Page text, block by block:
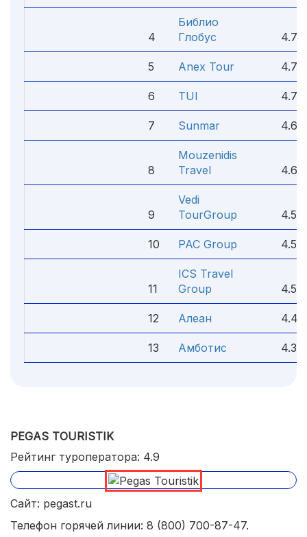
4
Библио
Глобус
4.7
5 Anex Tour 4.7
6 TUI 4.7
7 Sunmar 4.6
8
Mouzenidis
Travel
4.6
9
Vedi
TourGroup
4.5
10 PAC Group 4.5
11
ICS Travel
Group
4.5
12 Алеан 4.4
13 Амботис 4.3
PEGAS TOURISTIK
Рейтинг туроператора: 4.9
Сайт: pegast.ru
Телефон горячей линии: 8 (800) 700-87-47.